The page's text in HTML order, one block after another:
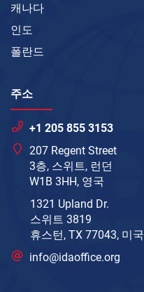
캐나다
인도
폴란드
주소
+1 205 855 3153
207 Regent Street
3층, 스위트, 런던
W1B 3HH, 영국
1321 Upland Dr.
스위트 3819
휴스턴, TX 77043, 미국
info@idaoffice.org